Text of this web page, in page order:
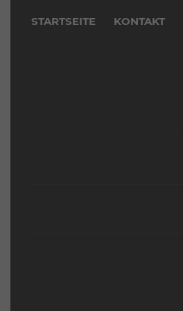
STARTSEITE KONTAKT